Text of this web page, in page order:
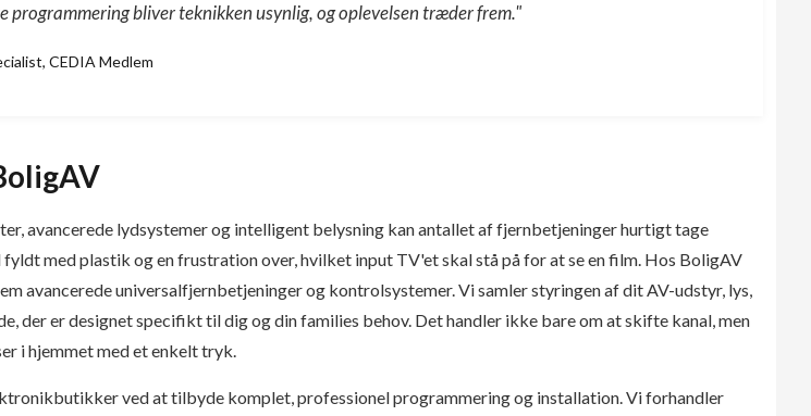
bliver teknikken usynlig, og oplevelsen træder frem."
CEDIA Medlem
avancerede lydsystemer og intelligent belysning kan antallet af fjernbetjeninger hurtigt tage
med plastik og en frustration over, hvilket input TV'et skal stå på for at se en film. Hos BoligAV
avancerede universalfjernbetjeninger og kontrolsystemer. Vi samler styringen af dit AV-udstyr, lys,
der er designet specifikt til dig og din families behov. Det handler ikke bare om at skifte kanal, men
i hjemmet med et enkelt tryk.
ved at tilbyde komplet, professionel programmering og installation. Vi forhandler